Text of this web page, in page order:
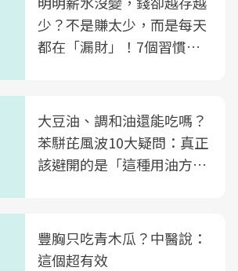
少？不是賺太少，而是每天
都在「漏財」！7個習慣一
大豆油、調和油還能吃嗎？
苯駢芘風波10大疑問：真正
該避開的是「這種用油方
豐胸只吃青木瓜？中醫說：
這個超有效